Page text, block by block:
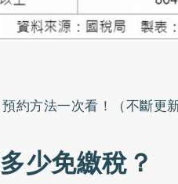
約方法一次看！（不斷更
少免繳稅？